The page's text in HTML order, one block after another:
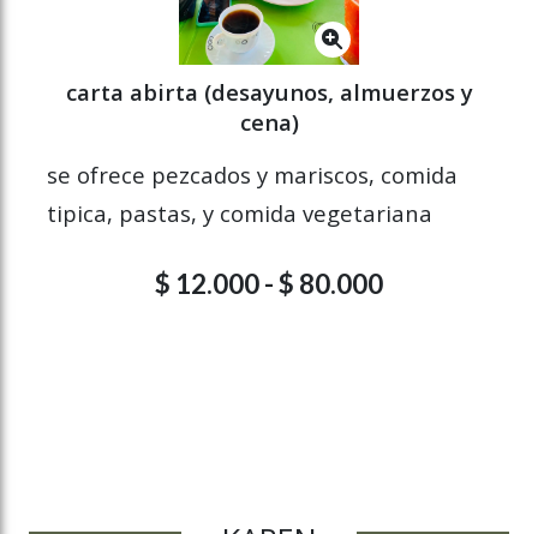
carta abirta (desayunos, almuerzos y
cena)
se ofrece pezcados y mariscos, comida
tipica, pastas, y comida vegetariana
$ 12.000 - $ 80.000